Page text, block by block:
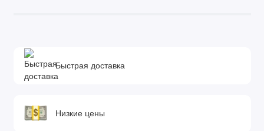
Быстрая доставка
Низкие цены